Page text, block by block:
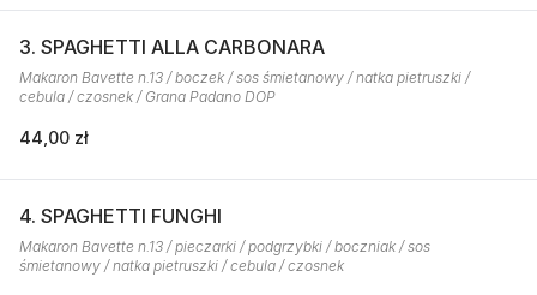
3. SPAGHETTI ALLA CARBONARA
Makaron Bavette n.13 / boczek / sos śmietanowy / natka pietruszki /
cebula / czosnek / Grana Padano DOP
44,00 zł
4. SPAGHETTI FUNGHI
Makaron Bavette n.13 / pieczarki / podgrzybki / boczniak / sos
śmietanowy / natka pietruszki / cebula / czosnek